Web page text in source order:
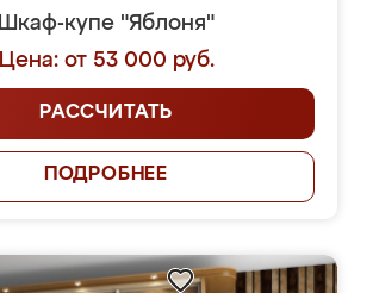
Шкаф-купе "Яблоня"
Цена: от 53 000 руб.
РАССЧИТАТЬ
ПОДРОБНЕЕ